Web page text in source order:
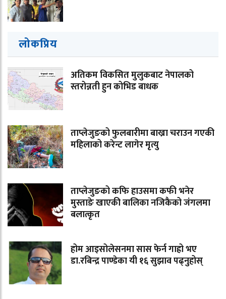
लोकप्रिय
अतिकम विकसित मुलुकबाट नेपालको
स्तरोन्नती हुन कोभिड बाधक
ताप्लेजुङको फुलबारीमा बाख्रा चराउन गएकी
महिलाको करेन्ट लागेर मृत्यु
ताप्लेजुङको कफि हाउसमा कफी भनेर
मुस्ताङे खाएकी बालिका नजिकैको जंगलमा
बलात्कृत
होम आइसोलेसनमा सास फेर्न गाह्रो भए
डा.रबिन्द्र पाण्डेका यी १६ सुझाव पढ्नुहोस्